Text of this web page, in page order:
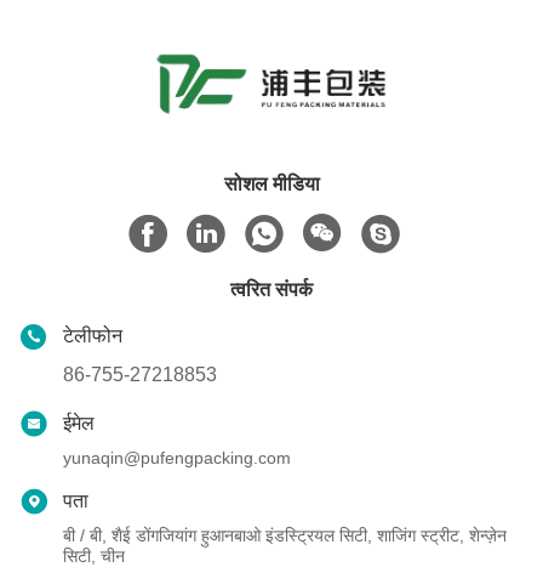
सोशल मीडिया
त्वरित संपर्क
टेलीफोन
86-755-27218853
ईमेल
yunaqin@pufengpacking.com
पता
बी / बी, शैई डोंगजियांग हुआनबाओ इंडस्ट्रियल सिटी, शाजिंग स्ट्रीट, शेन्ज़ेन
सिटी, चीन